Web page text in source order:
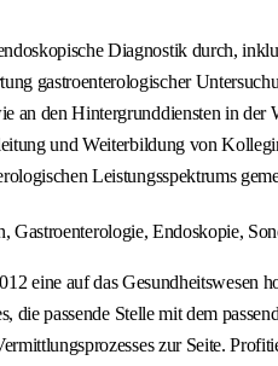
Diagnostik durch,
gastroenterologischer
den Hintergrunddiensten in der
und Weiterbildung von
Leistungsspektrums
Gastroenterologie, Endoskopie,
auf das Gesundheitswesen
passende Stelle mit dem
zur Seite.